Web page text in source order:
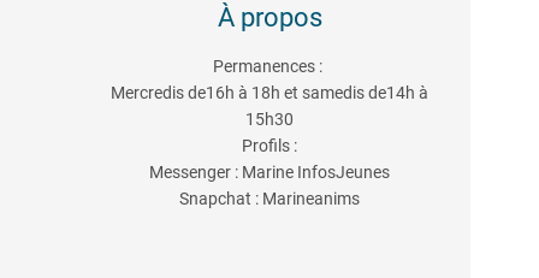
À propos
Permanences :
Mercredis de16h à 18h et samedis de14h à
15h30
Profils :
Messenger : Marine InfosJeunes
Snapchat : Marineanims